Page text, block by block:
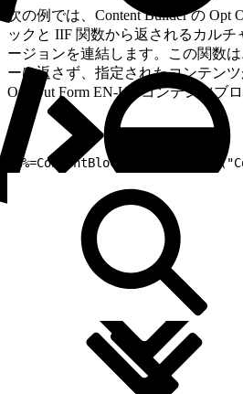
次の例では、Content Builder の Opt
ックと IIF 関数から返されるカル
ージョンを連結します。この関数
ーは返さず、指定されたコンテン
Opt Out Form EN-US コンテンツブ